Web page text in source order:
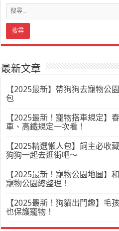
最新文章
【2025最新】帶狗狗去寵物公
包
【2025最新！寵物搭車規定】
車、高鐵規定一次看！
【2025精選懶人包】飼主必收
狗狗一起去逛街吧～
【2025最新！寵物公園地圖】
寵物公園總整理！
【2025最新！狗貓出門趣】毛
也保護寵物！